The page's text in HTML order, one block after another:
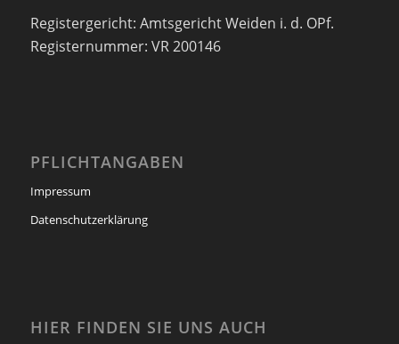
Registergericht: Amtsgericht Weiden i. d. OPf.
Registernummer: VR 200146
PFLICHTANGABEN
Impressum
Datenschutzerklärung
HIER FINDEN SIE UNS AUCH